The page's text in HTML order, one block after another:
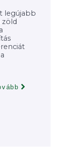
legújabb
zöld